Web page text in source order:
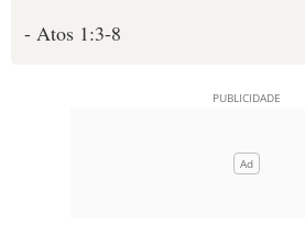
- Atos 1:3-8